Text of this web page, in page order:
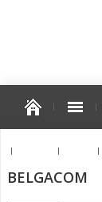
BELGACOM